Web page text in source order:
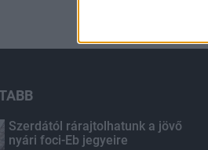
I want
Szerdától rárajtolhatunk a jövő
nyári foci-Eb jegyeire